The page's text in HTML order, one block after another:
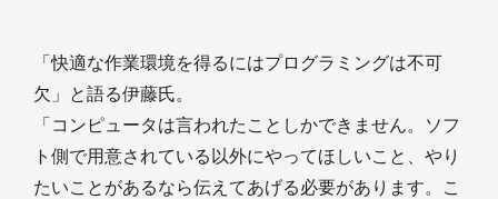
「快適な作業環境を得るにはプログラミングは不可
欠」と語る伊藤氏。
「コンピュータは言われたことしかできません。ソフ
ト側で用意されている以外にやってほしいこと、やり
たいことがあるなら伝えてあげる必要があります。こ